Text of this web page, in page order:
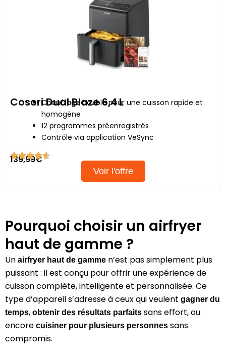
Cosori Dual Blaze 6,4 L
Chauffage double pour une cuisson rapide et
homogène
12 programmes préenregistrés
Contrôle via application VeSync
139,99€
Voir l'offre
Pourquoi choisir un airfryer
haut de gamme ?
Un airfryer haut de gamme n’est pas simplement plus
puissant : il est conçu pour offrir une expérience de
cuisson complète, intelligente et personnalisée. Ce
type d’appareil s’adresse à ceux qui veulent gagner du
temps, obtenir des résultats parfaits sans effort, ou
encore cuisiner pour plusieurs personnes sans
compromis.